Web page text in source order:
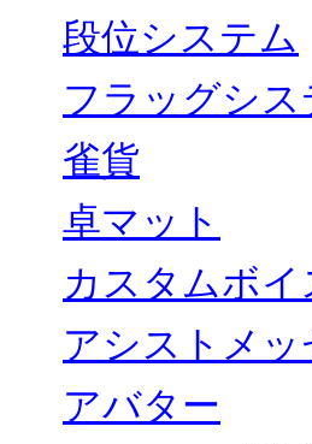
段位システム
フラッグシス
雀貨
卓マット
カスタムボイ
アシストメッ
アバター